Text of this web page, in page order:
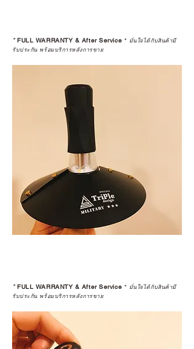
*FULL WARRANTY & After Service * มั่นใจได้กับสินค้ามี
รับประกัน พร้อมบริการหลังการขาย
*FULL WARRANTY & After Service * มั่นใจได้กับสินค้ามี
รับประกัน พร้อมบริการหลังการขาย